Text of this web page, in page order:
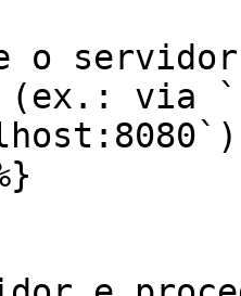
o
(ex.: via